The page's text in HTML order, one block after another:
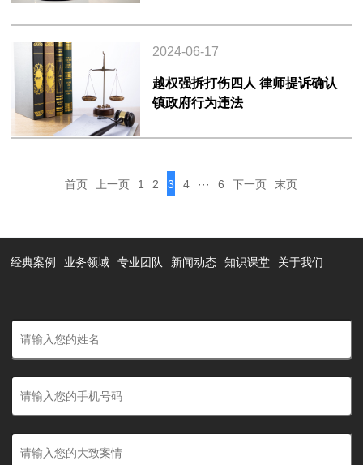
2024-06-17
越权强拆打伤四人 律师提诉确认
镇政府行为违法
首页 上一页 1 2 3 4 ··· 6 下一页 末页
经典案例 业务领域 专业团队 新闻动态 知识课堂 关于我们